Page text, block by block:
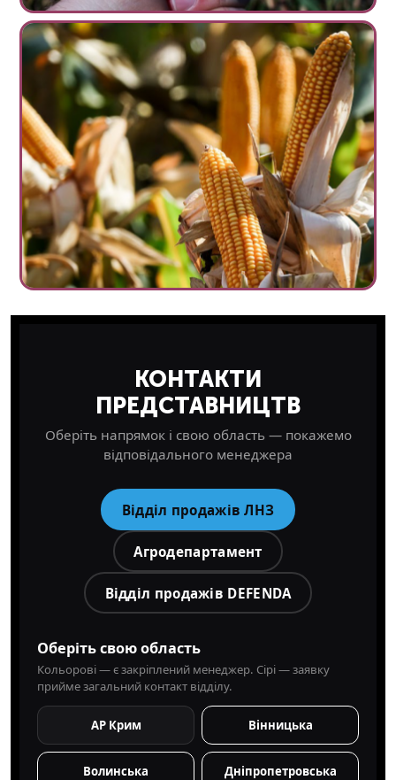
КОНТАКТИ
ПРЕДСТАВНИЦТВ
Оберіть напрямок і свою область — покажемо
відповідального менеджера
Відділ продажів ЛНЗ
Агродепартамент
Відділ продажів DEFENDA
Оберіть свою область
Кольорові — є закріплений менеджер. Сірі — заявку
прийме загальний контакт відділу.
АР Крим Вінницька
Волинська Дніпропетровська